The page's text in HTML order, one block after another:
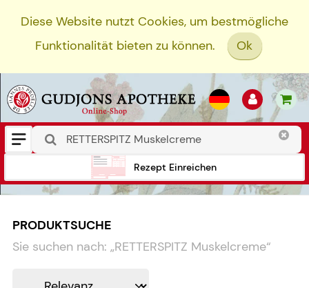
Diese Website nutzt Cookies, um bestmögliche
Funktionalität bieten zu können.
Ok
Rezept Einreichen
PRODUKTSUCHE
Sie suchen nach: „RETTERSPITZ Muskelcreme“